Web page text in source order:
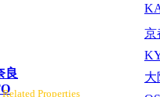
良
京
大
Related Properties